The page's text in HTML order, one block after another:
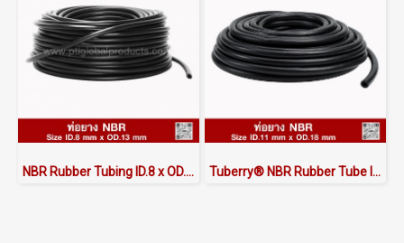
NBR Rubber Tubing ID.8 x OD.13 mm Tuberry® NBR Rubber Tube ID.11 x OD.18 mm